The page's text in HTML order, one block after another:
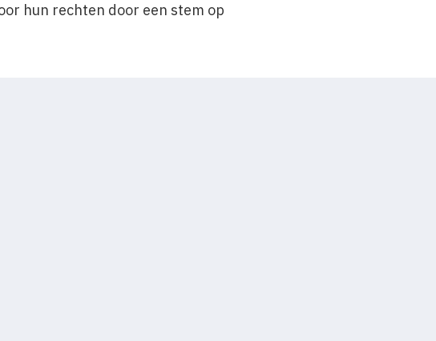
hun rechten door een stem op